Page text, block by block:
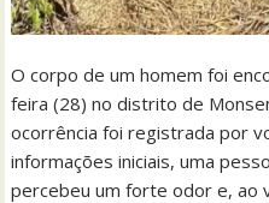
O corpo de um homem foi
feira (28) no distrito de
ocorrência foi registrada por
informações iniciais, uma
percebeu um forte odor e, ao